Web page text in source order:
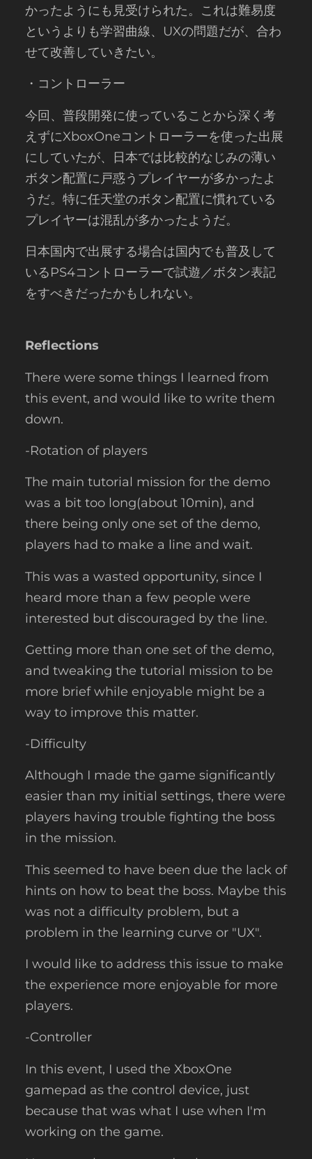
かったようにも見受けられた。これは難易度
というよりも学習曲線、UXの問題だが、合わ
せて改善していきたい。
・コントローラー
今回、普段開発に使っていることから深く考
えずにXboxOneコントローラーを使った出展
にしていたが、日本では比較的なじみの薄い
ボタン配置に戸惑うプレイヤーが多かったよ
うだ。特に任天堂のボタン配置に慣れている
プレイヤーは混乱が多かったようだ。
日本国内で出展する場合は国内でも普及して
いるPS4コントローラーで試遊／ボタン表記
をすべきだったかもしれない。
Reflections
There were some things I learned from
this event, and would like to write them
down.
-Rotation of players
The main tutorial mission for the demo
was a bit too long(about 10min), and
there being only one set of the demo,
players had to make a line and wait.
This was a wasted opportunity, since I
heard more than a few people were
interested but discouraged by the line.
Getting more than one set of the demo,
and tweaking the tutorial mission to be
more brief while enjoyable might be a
way to improve this matter.
-Difficulty
Although I made the game significantly
easier than my initial settings, there were
players having trouble fighting the boss
in the mission.
This seemed to have been due the lack of
hints on how to beat the boss. Maybe this
was not a difficulty problem, but a
problem in the learning curve or "UX".
I would like to address this issue to make
the experience more enjoyable for more
players.
-Controller
In this event, I used the XboxOne
gamepad as the control device, just
because that was what I use when I'm
working on the game.